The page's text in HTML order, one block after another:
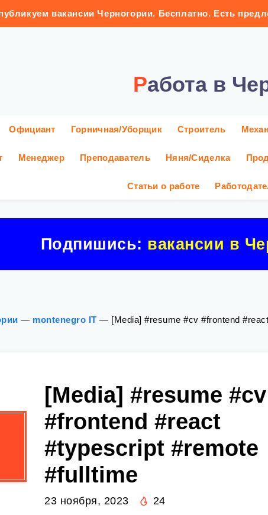
вакансии Черногории. Бесплатно. Есть
Работа в
Официант Горничная/Уборщик Строитель
Менеджер Преподаватель Няня/Сиделка
Статьи о работе
Подпишись: вакансии в
— montenegro IT — [Media] #resume #cv #frontend
[Media] #resume #cv
#frontend #react
#typescript #remote
#fulltime
23 ноября, 2023 24